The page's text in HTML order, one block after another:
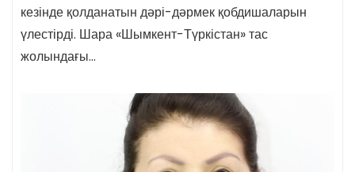
кезінде қолданатын дәрі-дәрмек қобдишаларын
үлестірді. Шара «Шымкент-Түркістан» тас
жолындағы…